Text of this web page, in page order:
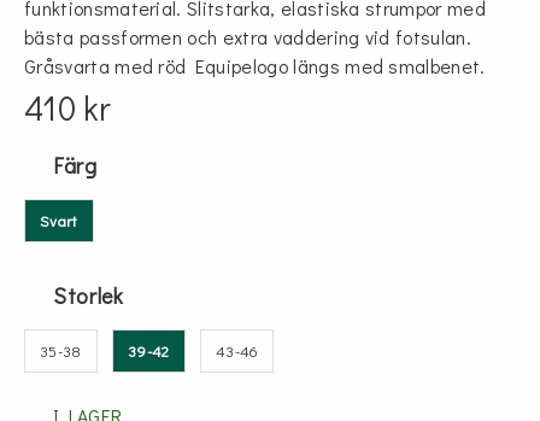
funktionsmaterial. Slitstarka, elastiska strumpor med
bästa passformen och extra vaddering vid fotsulan.
Gråsvarta med röd Equipelogo längs med smalbenet.
410 kr
Färg
Svart
Storlek
35-38 39-42 43-46
I LAGER